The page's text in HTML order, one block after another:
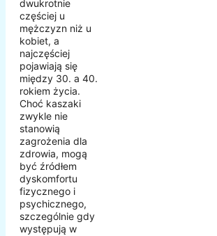
dwukrotnie
częściej u
mężczyzn niż u
kobiet, a
najczęściej
pojawiają się
między 30. a 40.
rokiem życia.
Choć kaszaki
zwykle nie
stanowią
zagrożenia dla
zdrowia, mogą
być źródłem
dyskomfortu
fizycznego i
psychicznego,
szczególnie gdy
występują w